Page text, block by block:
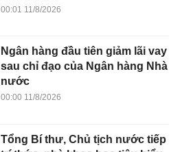
00:01 11/8/2026
Ngân hàng đầu tiên giảm lãi vay
sau chỉ đạo của Ngân hàng Nhà
nước
00:00 11/8/2026
Tổng Bí thư, Chủ tịch nước tiếp